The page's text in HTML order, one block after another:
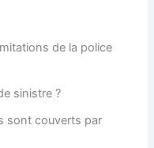
de la police
sinistre ?
sont couverts par